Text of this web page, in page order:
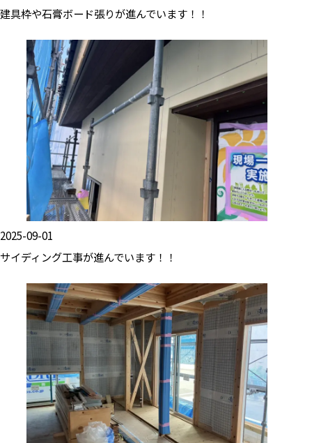
建具枠や石膏ボード張りが進んでいます！！
2025-09-01
サイディング工事が進んでいます！！